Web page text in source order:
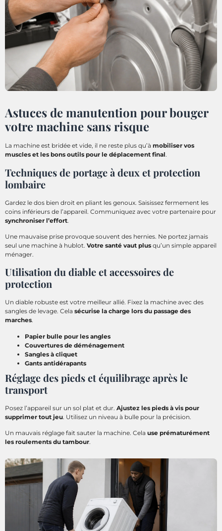
Astuces de manutention pour bouger
votre machine sans risque
La machine est bridée et vide, il ne reste plus qu’à mobiliser vos
muscles et les bons outils pour le déplacement final.
Techniques de portage à deux et protection
lombaire
Gardez le dos bien droit en pliant les genoux. Saisissez fermement les
coins inférieurs de l’appareil. Communiquez avec votre partenaire pour
synchroniser l’effort.
Une mauvaise prise provoque souvent des hernies. Ne portez jamais
seul une machine à hublot. Votre santé vaut plus qu’un simple appareil
ménager.
Utilisation du diable et accessoires de
protection
Un diable robuste est votre meilleur allié. Fixez la machine avec des
sangles de levage. Cela sécurise la charge lors du passage des
marches.
Papier bulle pour les angles
Couvertures de déménagement
Sangles à cliquet
Gants antidérapants
Réglage des pieds et équilibrage après le
transport
Posez l’appareil sur un sol plat et dur. Ajustez les pieds à vis pour
supprimer tout jeu. Utilisez un niveau à bulle pour la précision.
Un mauvais réglage fait sauter la machine. Cela use prématurément
les roulements du tambour.